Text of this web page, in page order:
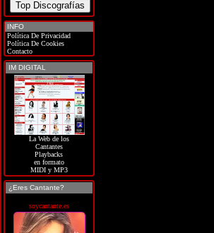
INFO
Política De Privacidad
Política De Cookies
Contacto
IM DIGITAL
La Web de los
Cantantes
Playbacks
en formato
MIDI y MP3
¿Eres Cantante?
soycantante.es